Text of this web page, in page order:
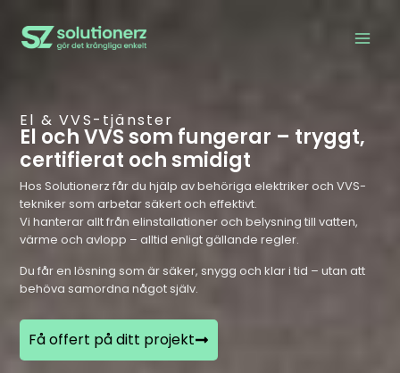
El & VVS-tjänster
El och VVS som fungerar – tryggt,
certifierat och smidigt
Hos Solutionerz får du hjälp av behöriga elektriker och VVS-
tekniker som arbetar säkert och effektivt.
Vi hanterar allt från elinstallationer och belysning till vatten,
värme och avlopp – alltid enligt gällande regler.
Du får en lösning som är säker, snygg och klar i tid – utan att
behöva samordna något själv.
Få offert på ditt projekt